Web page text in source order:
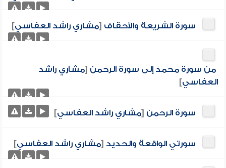
سورة الشريعة والأحقاف [مشاري راشد العفاسي]
من سورة محمد إلى سورة الرحمن [مشاري راشد
العفاسي]
سورة الرحمن [مشاري راشد العفاسي]
سورتي الواقعة والحديد [مشاري راشد العفاسي]